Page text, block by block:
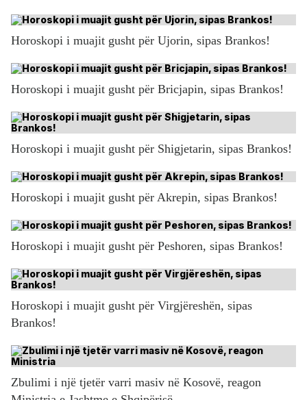
Horoskopi i muajit gusht për Ujorin, sipas Brankos!
Horoskopi i muajit gusht për Bricjapin, sipas Brankos!
Horoskopi i muajit gusht për Shigjetarin, sipas Brankos!
Horoskopi i muajit gusht për Akrepin, sipas Brankos!
Horoskopi i muajit gusht për Peshoren, sipas Brankos!
Horoskopi i muajit gusht për Virgjëreshën, sipas
Brankos!
Zbulimi i një tjetër varri masiv në Kosovë, reagon